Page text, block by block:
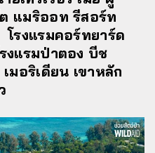
แมริออท รีสอร์ท
รงแรมคอร์ทยาร์ด
งแรมป่าตอง บีช
มอริเดียน เขาหลัก